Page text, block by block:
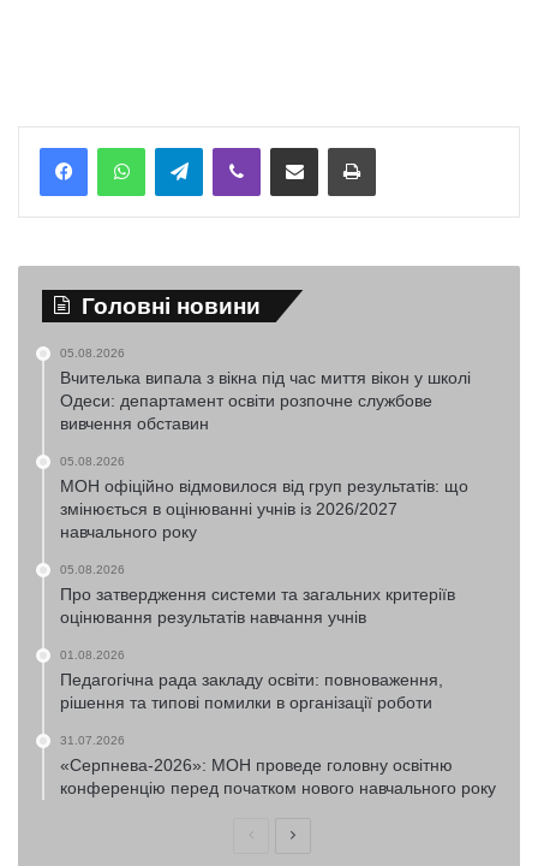
TelegramViber Надіслати електронною поштоюНадрукувати
Головні новини
05.08.2026
Вчителька випала з вікна під час миття вікон у школі
Одеси: департамент освіти розпочне службове
вивчення обставин
05.08.2026
МОН офіційно відмовилося від груп результатів: що
змінюється в оцінюванні учнів із 2026/2027
навчального року
05.08.2026
Про затвердження системи та загальних критеріїв
оцінювання результатів навчання учнів
01.08.2026
Педагогічна рада закладу освіти: повноваження,
рішення та типові помилки в організації роботи
31.07.2026
«Серпнева-2026»: МОН проведе головну освітню
конференцію перед початком нового навчального року
ПопередняНаступна